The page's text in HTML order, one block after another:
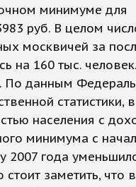
минимуме для
руб. В целом
москвичей за
на 160 тыс.
По данным
статистики,
населения с
минимума с
2007 года
стоит заметить, что